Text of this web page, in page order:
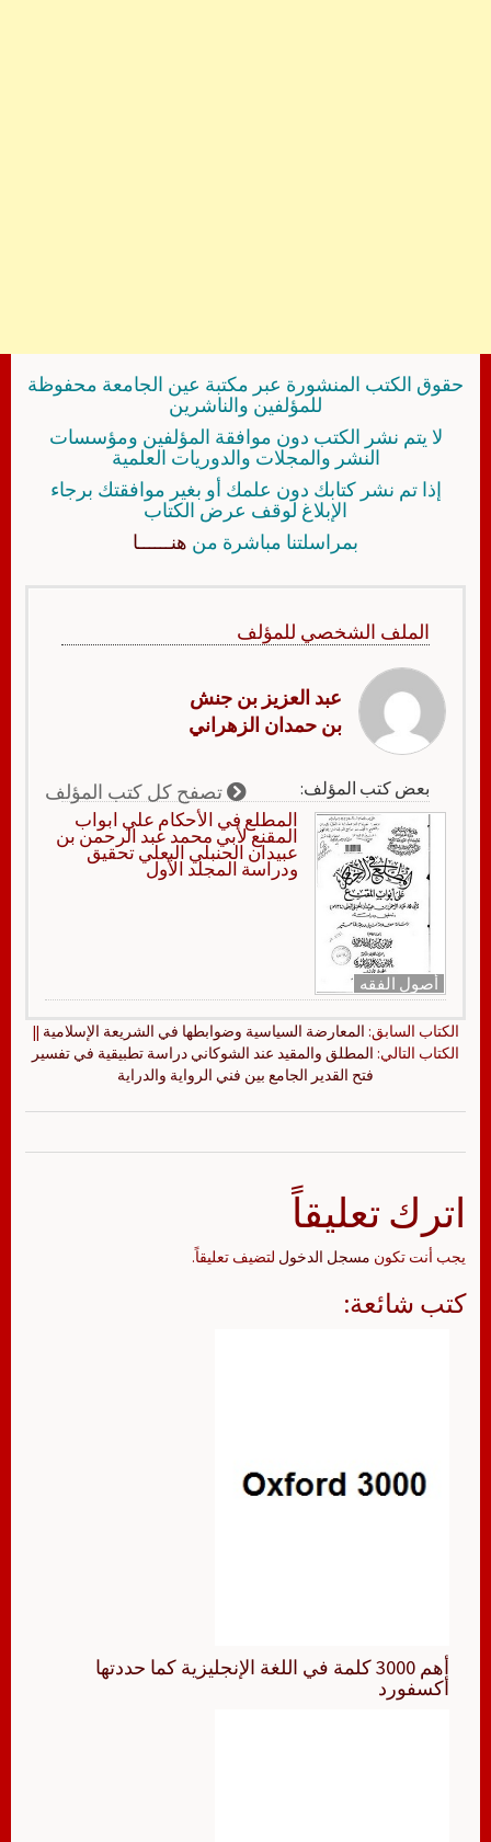
حقوق الكتب المنشورة عبر مكتبة عين الجامعة محفوظة
للمؤلفين والناشرين
لا يتم نشر الكتب دون موافقة المؤلفين ومؤسسات
النشر والمجلات والدوريات العلمية
إذا تم نشر كتابك دون علمك أو بغير موافقتك برجاء
الإبلاغ لوقف عرض الكتاب
بمراسلتنا مباشرة من هنــــــا
الملف الشخصي للمؤلف
عبد العزيز بن جنش
بن حمدان الزهراني
بعض كتب المؤلف: تصفح كل كتب المؤلف
أصول الفقه
المطلع في الأحكام علي ابواب
المقنع لأبي محمد عبد الرحمن بن
عبيدان الحنبلي البعلي تحقيق
ودراسة المجلد الأول
الكتاب السابق: المعارضة السياسية وضوابطها في الشريعة الإسلامية ||
الكتاب التالي: المطلق والمقيد عند الشوكاني دراسة تطبيقية في تفسير
فتح القدير الجامع بين فني الرواية والدراية
اترك تعليقاً
يجب أنت تكون مسجل الدخول لتضيف تعليقاً.
كتب شائعة:
أهم 3000 كلمة في اللغة الإنجليزية كما حددتها
أكسفورد